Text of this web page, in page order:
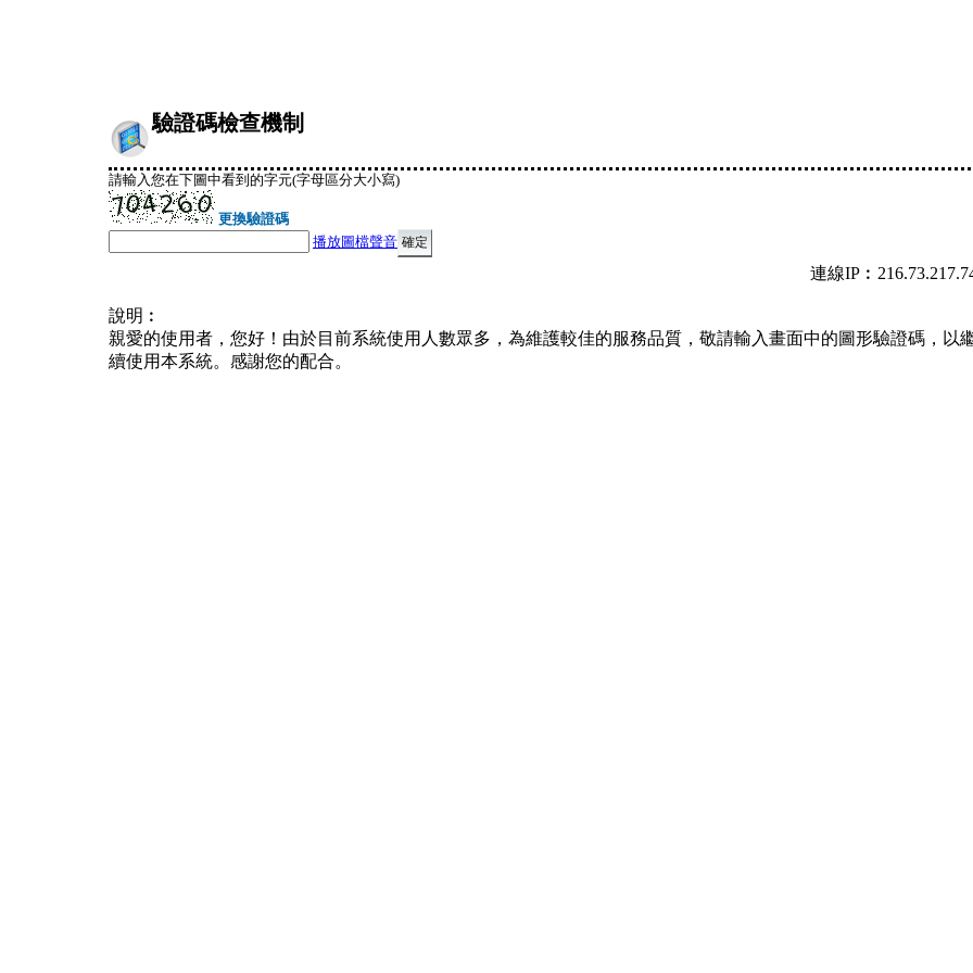
驗證碼檢查機制
請輸入您在下圖中看到的字元(字母區分大小寫)
更換驗證碼
播放圖檔聲音
連線
說明︰
親愛的使用者，您好！由於目前系統使用人數眾多，為維護較佳的服務品質，敬請輸入畫面中的圖形驗證碼，以
續使用本系統。感謝您的配合。